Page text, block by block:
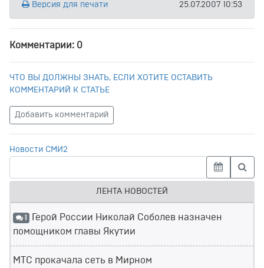
Версия для печати 25.07.2007 10:53
Комментарии: 0
ЧТО ВЫ ДОЛЖНЫ ЗНАТЬ, ЕСЛИ ХОТИТЕ ОСТАВИТЬ
КОММЕНТАРИЙ К СТАТЬЕ
Добавить комментарий
Новости СМИ2
ЛЕНТА НОВОСТЕЙ
1 Герой России Николай Соболев назначен
помощником главы Якутии
МТС прокачала сеть в Мирном